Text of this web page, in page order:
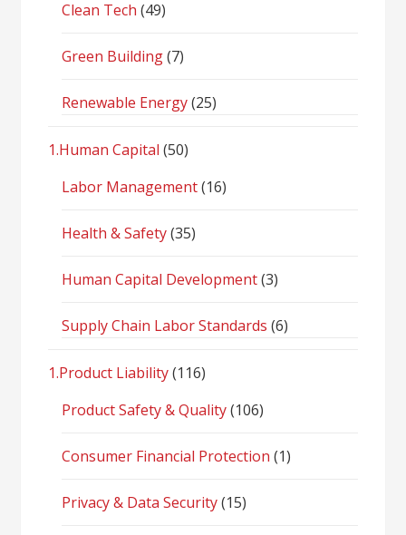
Clean Tech (49)
Green Building(7)
Renewable Energy(25)
1.Human Capital (50)
Labor Management(16)
Health & Safety(35)
Human Capital Development(3)
Supply Chain Labor Standards (6)
1.Product Liability(116)
Product Safety & Quality(106)
Consumer Financial Protection (1)
Privacy & Data Security(15)